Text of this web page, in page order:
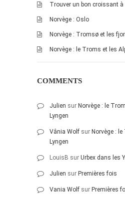
octobre 2011
septembre 2011
août 2011
juillet 2011
mai 2011
mars 2011
février 2011
janvier 2011
décembre 2010
novembre 2010
octobre 2010
Trouver un bon croissant à
Norvège : Oslo
Norvège : Tromsø et les
Norvège : le Troms et les
COMMENTS
Julien sur Norvège : le
Lyngen
Vânia Wolf sur Norvège :
Lyngen
LouisB sur Urbex dans les
Julien sur Premières fois
Vania Wolf sur Premières